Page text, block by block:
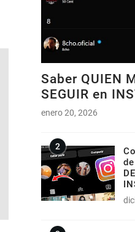
Saber QUIEN
SEGUIR en
enero 20, 2026